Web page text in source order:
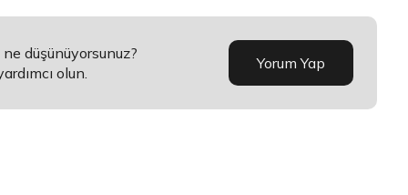
düşünüyorsunuz?
olun.
Yorum Yap